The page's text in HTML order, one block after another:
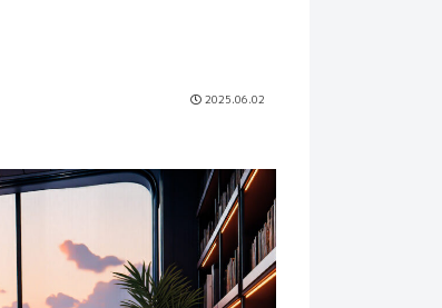
2025.06.02